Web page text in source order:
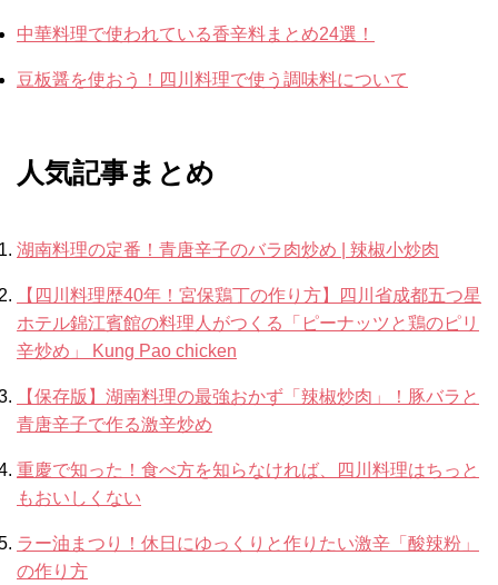
中華料理で使われている香辛料まとめ24選！
豆板醤を使おう！四川料理で使う調味料について
人気記事まとめ
湖南料理の定番！青唐辛子のバラ肉炒め | 辣椒小炒肉
【四川料理歴40年！宮保鶏丁の作り方】四川省成都五つ星
ホテル錦江賓館の料理人がつくる「ピーナッツと鶏のピリ
辛炒め」 Kung Pao chicken
【保存版】湖南料理の最強おかず「辣椒炒肉」！豚バラと
青唐辛子で作る激辛炒め
重慶で知った！食べ方を知らなければ、四川料理はちっと
もおいしくない
ラー油まつり！休日にゆっくりと作りたい激辛「酸辣粉」
の作り方